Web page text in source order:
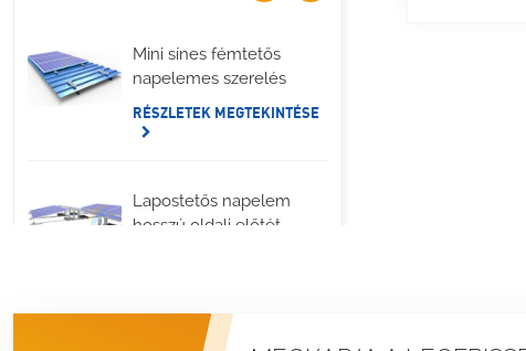
Mini sínes fémtetős
napelemes szerelés
RÉSZLETEK MEGTEKINTÉSE
Lapostetős napelem
hosszú oldali előtét